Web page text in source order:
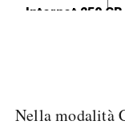
Internet 250
Spedizione
Nella modalità